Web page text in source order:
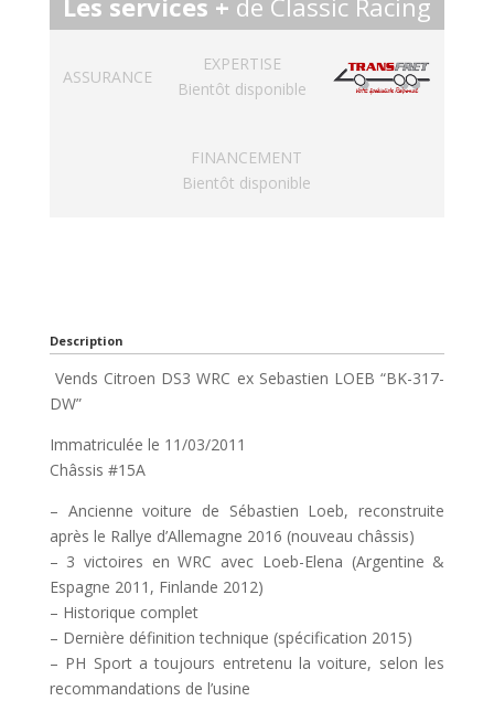
ASSURANCE
EXPERTISE
Bientôt disponible
FINANCEMENT
Bientôt disponible
Description
Vends Citroen DS3 WRC ex Sebastien LOEB “BK-317-
DW”
Immatriculée le 11/03/2011
Châssis #15A
– Ancienne voiture de Sébastien Loeb, reconstruite
après le Rallye d’Allemagne 2016 (nouveau châssis)
– 3 victoires en WRC avec Loeb-Elena (Argentine &
Espagne 2011, Finlande 2012)
– Historique complet
– Dernière définition technique (spécification 2015)
– PH Sport a toujours entretenu la voiture, selon les
recommandations de l’usine